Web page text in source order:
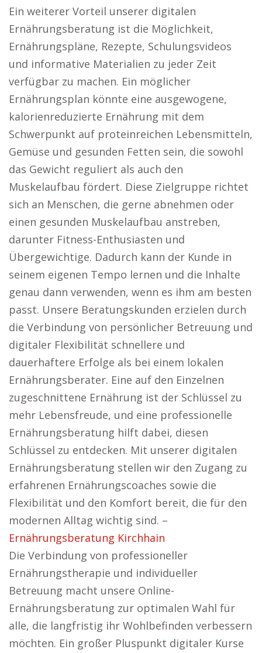
Ein weiterer Vorteil unserer digitalen
Ernährungsberatung ist die Möglichkeit,
Ernährungspläne, Rezepte, Schulungsvideos
und informative Materialien zu jeder Zeit
verfügbar zu machen. Ein möglicher
Ernährungsplan könnte eine ausgewogene,
kalorienreduzierte Ernährung mit dem
Schwerpunkt auf proteinreichen Lebensmitteln,
Gemüse und gesunden Fetten sein, die sowohl
das Gewicht reguliert als auch den
Muskelaufbau fördert. Diese Zielgruppe richtet
sich an Menschen, die gerne abnehmen oder
einen gesunden Muskelaufbau anstreben,
darunter Fitness-Enthusiasten und
Übergewichtige. Dadurch kann der Kunde in
seinem eigenen Tempo lernen und die Inhalte
genau dann verwenden, wenn es ihm am besten
passt. Unsere Beratungskunden erzielen durch
die Verbindung von persönlicher Betreuung und
digitaler Flexibilität schnellere und
dauerhaftere Erfolge als bei einem lokalen
Ernährungsberater. Eine auf den Einzelnen
zugeschnittene Ernährung ist der Schlüssel zu
mehr Lebensfreude, und eine professionelle
Ernährungsberatung hilft dabei, diesen
Schlüssel zu entdecken. Mit unserer digitalen
Ernährungsberatung stellen wir den Zugang zu
erfahrenen Ernährungscoaches sowie die
Flexibilität und den Komfort bereit, die für den
modernen Alltag wichtig sind. –
Ernährungsberatung Kirchhain
Die Verbindung von professioneller
Ernährungstherapie und individueller
Betreuung macht unsere Online-
Ernährungsberatung zur optimalen Wahl für
alle, die langfristig ihr Wohlbefinden verbessern
möchten. Ein großer Pluspunkt digitaler Kurse